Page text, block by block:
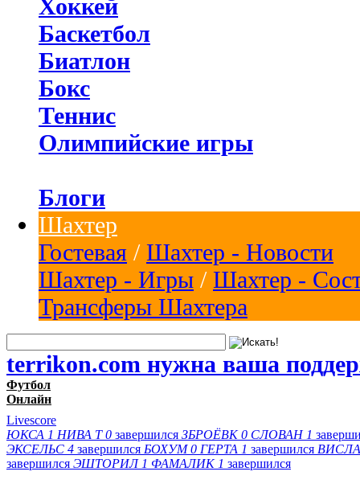
Хоккей
Баскетбол
Биатлон
Бокс
Теннис
Олимпийские игры
Блоги
Шахтер
Гостевая / Шахтер - Новости
Шахтер - Игры / Шахтер -
Трансферы Шахтера
terrikon.com нужна ваша
Футбол
Онлайн
Livescore
ЮКСА 1 НИВА Т 0 завершился ЗБРОЁВК 0 СЛОВАН 1
ЭКСЕЛЬС 4 завершился БОХУМ 0 ГЕРТА 1 завершился
завершился ЭШТОРИЛ 1 ФАМАЛИК 1 завершился